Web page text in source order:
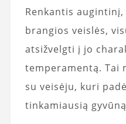
Renkantis
brangios veislės,
atsižvelgti į jo
temperamentą. Tai
su veisėju, kuri
tinkamiausią